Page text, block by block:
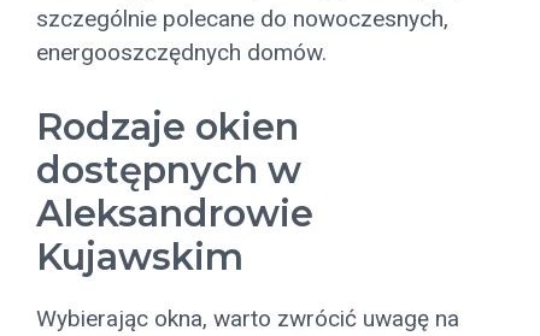
szczególnie polecane do nowoczesnych,
energooszczędnych domów.
Rodzaje okien
dostępnych w
Aleksandrowie
Kujawskim
Wybierając okna, warto zwrócić uwagę na